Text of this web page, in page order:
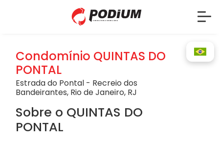
Condomínio QUINTAS DO
PONTAL
Estrada do Pontal - Recreio dos
Bandeirantes, Rio de Janeiro, RJ
Sobre o QUINTAS DO
PONTAL